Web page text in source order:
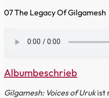
07 The Legacy Of Gilgamesh
Albumbeschrieb
Gilgamesh: Voices of Urukist